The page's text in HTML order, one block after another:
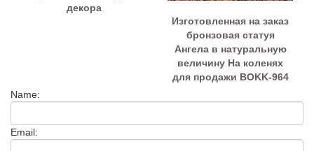
декора
Изготовленная на заказ
бронзовая статуя
Ангела в натуральную
величину На коленях
для продажи BOKK-964
Name:
Email: